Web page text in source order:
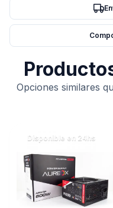
Opciones similares
Disponible en 24hs